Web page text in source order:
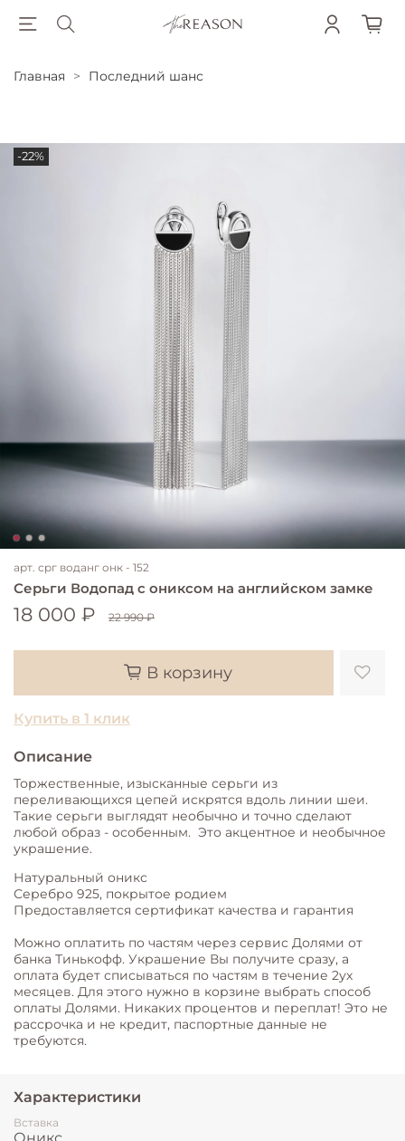
Главная Последний шанс
-22%
арт. срг воданг онк - 152
Серьги Водопад с ониксом на английском замке
18 000 ₽ 22 990 ₽
В корзину
Купить в 1 клик
Описание
Торжественные, изысканные серьги из
переливающихся цепей искрятся вдоль линии шеи.
Такие серьги выглядят необычно и точно сделают
любой образ - особенным. Это акцентное и необычное
украшение.
Натуральный оникс
Серебро 925, покрытое родием
Предоставляется сертификат качества и гарантия
Можно оплатить по частям через сервис Долями от
банка Тинькофф. Украшение Вы получите сразу, а
оплата будет списываться по частям в течение 2ух
месяцев. Для этого нужно в корзине выбрать способ
оплаты Долями. Никаких процентов и переплат! Это не
рассрочка и не кредит, паспортные данные не
требуются.
Характеристики
Вставка